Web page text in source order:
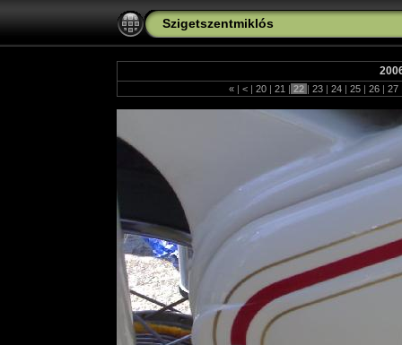
Szigetszentmiklós
« | < | 20 | 21 | 22 | 23 | 24 | 25 | 26 | 27